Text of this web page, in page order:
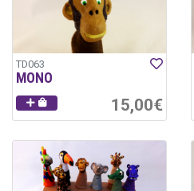
TD063
MONO
15,00€